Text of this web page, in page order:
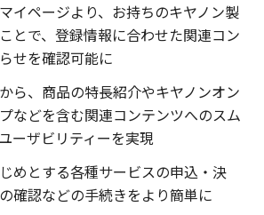
イページより、お持ちのキヤノン製
とで、登録情報に合わせた関連コン
せを確認可能に
ら、商品の特長紹介やキヤノンオン
などを含む関連コンテンツへのスム
ーザビリティーを実現
めとする各種サービスの申込・決
確認などの手続きをより簡単に